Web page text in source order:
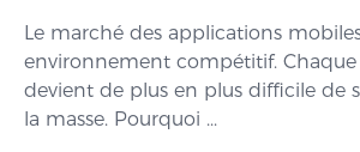
Le marché des applications
environnement compétitif. Chaque
devient de plus en plus difficile de
la masse. Pourquoi ...